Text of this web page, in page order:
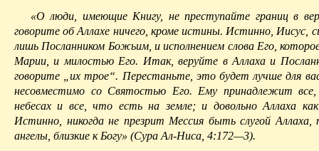
«О люди, имеющие Книгу, не преступайте границ в
говорите об Аллахе ничего, кроме истины. Истинно, Иисус,
лишь Посланником Божьим, и исполнением слова Его,
Марии, и милостью Его. Итак, веруйте в Аллаха и
говорите „их трое“. Перестаньте, это будет лучше для
несовместимо со Свято­стью Его. Ему принадлежит
небесах и все, что есть на земле; и довольно Аллаха
Истинно, никогда не презрит Мессия быть слугой
ангелы, близкие к Богу» (Сура Ал-Ниса , 4:172—3).